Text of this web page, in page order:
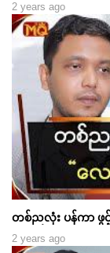
2 years ago
တစ်ညလုံး ပန်ကာ ဖွ
2 years ago